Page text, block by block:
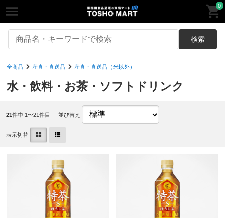
0
検索
全商品 産直・直送品 産直・直送品（米以外）
水・飲料・お茶・ソフトドリンク
21件中 1〜21件目 並び替え
表示切替